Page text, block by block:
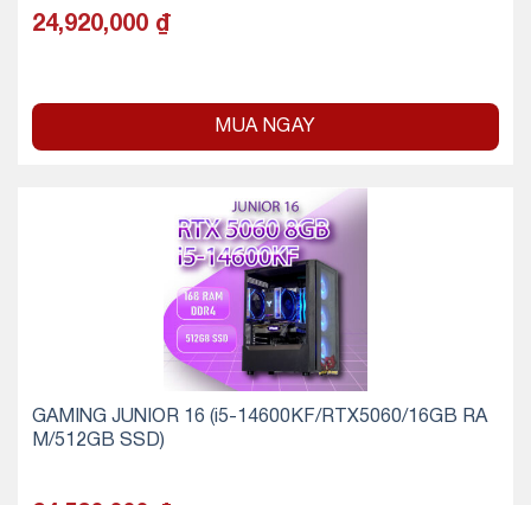
24,920,000 ₫
MUA NGAY
GAMING JUNIOR 16 (i5-14600KF/RTX5060/16GB RA
M/512GB SSD)